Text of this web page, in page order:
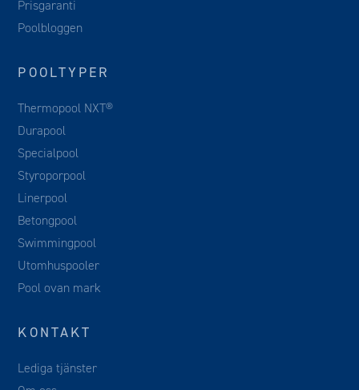
Prisgaranti
Poolbloggen
POOLTYPER
Thermopool NXT®
Durapool
Specialpool
Styroporpool
Linerpool
Betongpool
Swimmingpool
Utomhuspooler
Pool ovan mark
KONTAKT
Lediga tjänster